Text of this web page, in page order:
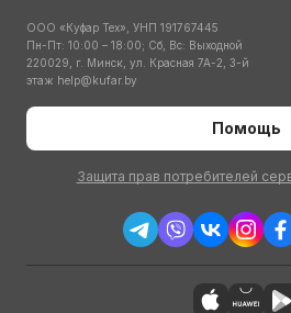
ООО «Куфар Тех», УНП 191767445
Пн-Пт: 10:00 – 18:00; Сб, Вс: Выходной
220029, г. Минск, ул. Красная 7А-2, 3-й
этаж help@kufar.by
Помощь
Защита прав потребителей